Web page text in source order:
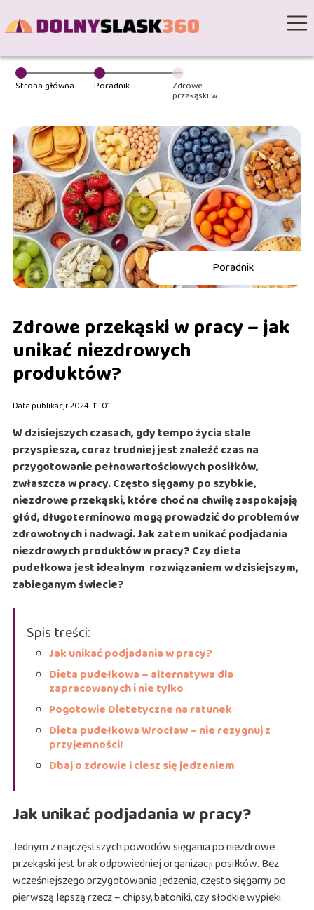
Strona główna Poradnik Zdrowe
przekąski w
niezdrowych
produktów?
Poradnik
Zdrowe przekąski w pracy – jak
unikać niezdrowych
produktów?
Data publikacji: 2024-11-01
W dzisiejszych czasach, gdy tempo życia stale
przyspiesza, coraz trudniej jest znaleźć czas na
przygotowanie pełnowartościowych posiłków,
zwłaszcza w pracy. Często sięgamy po szybkie,
niezdrowe przekąski, które choć na chwilę zaspokajają
głód, długoterminowo mogą prowadzić do problemów
zdrowotnych i nadwagi. Jak zatem unikać podjadania
niezdrowych produktów w pracy? Czy dieta
pudełkowa jest idealnym rozwiązaniem w dzisiejszym,
zabieganym świecie?
Spis treści:
Jak unikać podjadania w pracy?
Dieta pudełkowa – alternatywa dla
zapracowanych i nie tylko
Pogotowie Dietetyczne na ratunek
Dieta pudełkowa Wrocław – nie rezygnuj z
przyjemności!
Dbaj o zdrowie i ciesz się jedzeniem
Jak unikać podjadania w pracy?
Jednym z najczęstszych powodów sięgania po niezdrowe
przekąski jest brak odpowiedniej organizacji posiłków. Bez
wcześniejszego przygotowania jedzenia, często sięgamy po
pierwszą lepszą rzecz – chipsy, batoniki, czy słodkie wypieki.